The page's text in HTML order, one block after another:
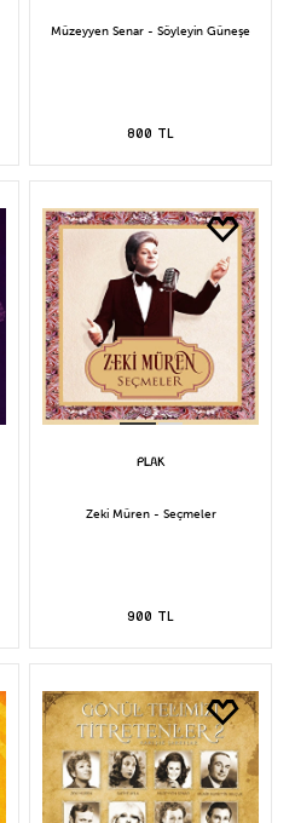
Müzeyyen Senar - Söyleyin Güneşe
800 TL
Zeki Müren - Seçmeler
900 TL